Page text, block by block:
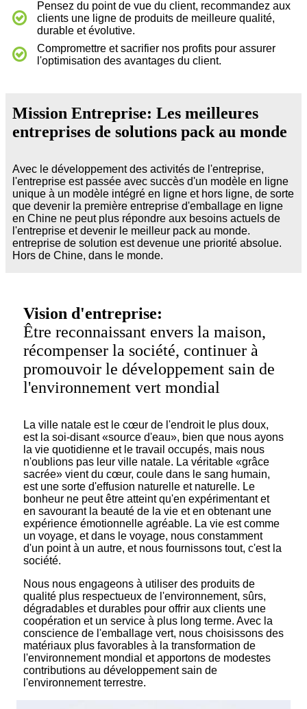
Pensez du point de vue du client, recommandez aux
clients une ligne de produits de meilleure qualité,
durable et évolutive.
Compromettre et sacrifier nos profits pour assurer
l'optimisation des avantages du client.
Mission Entreprise: Les meilleures
entreprises de solutions pack au monde
Avec le développement des activités de l'entreprise,
l'entreprise est passée avec succès d'un modèle en ligne
unique à un modèle intégré en ligne et hors ligne, de sorte
que devenir la première entreprise d'emballage en ligne
en Chine ne peut plus répondre aux besoins actuels de
l'entreprise et devenir le meilleur pack au monde.
entreprise de solution est devenue une priorité absolue.
Hors de Chine, dans le monde.
Vision d'entreprise:
Être reconnaissant envers la maison,
récompenser la société, continuer à
promouvoir le développement sain de
l'environnement vert mondial
La ville natale est le cœur de l'endroit le plus doux,
est la soi-disant «source d'eau», bien que nous ayons
la vie quotidienne et le travail occupés, mais nous
n'oublions pas leur ville natale. La véritable «grâce
sacrée» vient du cœur, coule dans le sang humain,
est une sorte d'effusion naturelle et naturelle. Le
bonheur ne peut être atteint qu'en expérimentant et
en savourant la beauté de la vie et en obtenant une
expérience émotionnelle agréable. La vie est comme
un voyage, et dans le voyage, nous constamment
d'un point à un autre, et nous fournissons tout, c'est la
société.
Nous nous engageons à utiliser des produits de
qualité plus respectueux de l'environnement, sûrs,
dégradables et durables pour offrir aux clients une
coopération et un service à plus long terme. Avec la
conscience de l'emballage vert, nous choisissons des
matériaux plus favorables à la transformation de
l'environnement mondial et apportons de modestes
contributions au développement sain de
l'environnement terrestre.